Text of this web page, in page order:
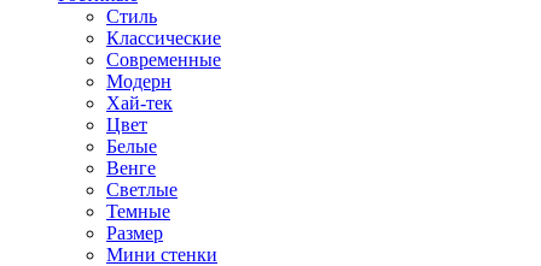
Стиль
Классические
Современные
Модерн
Хай-тек
Цвет
Белые
Венге
Светлые
Темные
Размер
Мини стенки